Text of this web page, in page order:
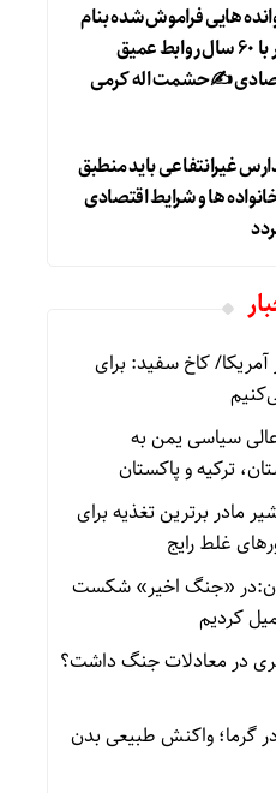
هایی فراموش شده بنام
بدره و سربندر با ۶۰ سال روابط عمیق
✍حشمت اله کرمی
غیرانتفاعی باید منطبق
ها و شرایط اقتصادی
کاخ سفید: برای
سیاسی یمن به
ترکیه و پاکستان
مادر برترین تغذیه برای
غلط رایج
«جنگ اخیر» شکست
کردیم
۲ چه تاثیری در معادلات جنگ داشت؟
گرما؛ واکنش طبیعی بدن